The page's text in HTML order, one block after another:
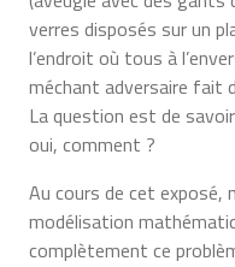
verres disposés sur un
l’endroit où tous à
méchant adversaire fait
La question est de
oui, comment ?
Au cours de cet exposé,
modélisation
complètement ce